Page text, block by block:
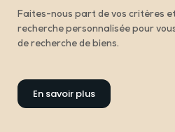
Faites-nous part de vos critères
recherche personnalisée pour
de recherche de biens.
En savoir plus